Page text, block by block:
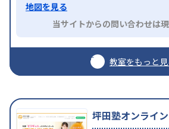
地図を見る
当サイトからの問い合わせは
教室をもっと見
坪田塾オンライン